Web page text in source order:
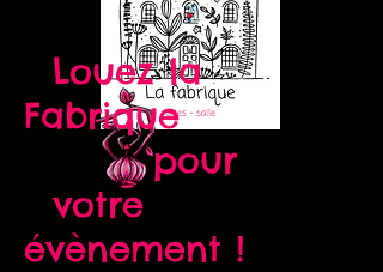
Louez la
Fabrique
pour
votre
évènement !